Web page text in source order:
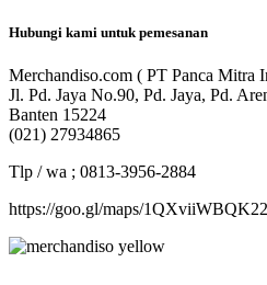
Hubungi kami untuk pemesanan
Merchandiso.com ( PT Panca Mitra
Jl. Pd. Jaya No.90, Pd. Jaya, Pd.
Banten 15224
(021) 27934865
Tlp / wa ; 0813-3956-2884
https://goo.gl/maps/1QXviiWBQK22